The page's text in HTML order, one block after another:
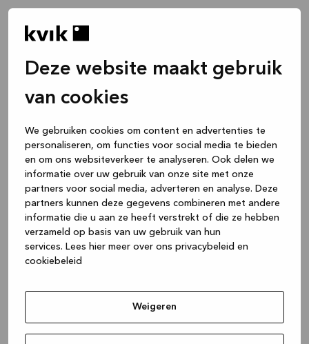
Deze website maakt gebruik
van cookies
We gebruiken cookies om content en advertenties te
personaliseren, om functies voor social media te bieden
en om ons websiteverkeer te analyseren. Ook delen we
informatie over uw gebruik van onze site met onze
partners voor social media, adverteren en analyse. Deze
partners kunnen deze gegevens combineren met andere
informatie die u aan ze heeft verstrekt of die ze hebben
verzameld op basis van uw gebruik van hun
services. Lees hier meer over ons privacybeleid en
cookiebeleid
Weigeren
(see the browser console for more
information).